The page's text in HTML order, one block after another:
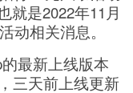
就是2022年11月
动相关消息。
最新上线版本
三天前上线更新